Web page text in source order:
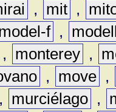
, mit ,
f ,
, monterey ,
, move ,
, murciélago ,